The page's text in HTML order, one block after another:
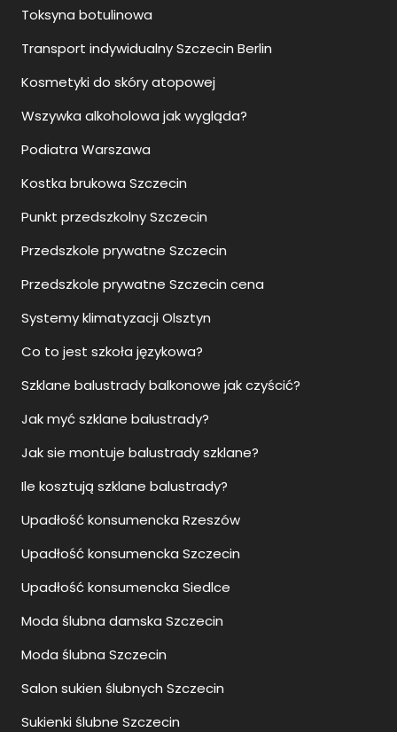
Toksyna botulinowa
Transport indywidualny Szczecin Berlin
Kosmetyki do skóry atopowej
Wszywka alkoholowa jak wygląda?
Podiatra Warszawa
Kostka brukowa Szczecin
Punkt przedszkolny Szczecin
Przedszkole prywatne Szczecin
Przedszkole prywatne Szczecin cena
Systemy klimatyzacji Olsztyn
Co to jest szkoła językowa?
Szklane balustrady balkonowe jak czyścić?
Jak myć szklane balustrady?
Jak sie montuje balustrady szklane?
Ile kosztują szklane balustrady?
Upadłość konsumencka Rzeszów
Upadłość konsumencka Szczecin
Upadłość konsumencka Siedlce
Moda ślubna damska Szczecin
Moda ślubna Szczecin
Salon sukien ślubnych Szczecin
Sukienki ślubne Szczecin